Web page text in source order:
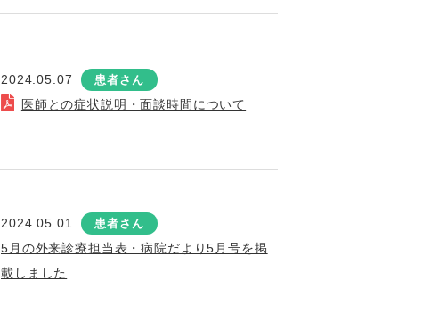
2024.05.07 患者さん
医師との症状説明・面談時間について
2024.05.01 患者さん
5月の外来診療担当表・病院だより5月号を掲
載しました